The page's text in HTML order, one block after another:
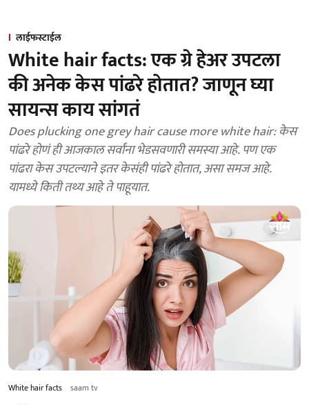
लाईफस्टाईल
White hair facts: एक ग्रे हेअर उपटला
की अनेक केस पांढरे होतात? जाणून घ्या
सायन्स काय सांगतं
Does plucking one grey hair cause more white hair: केस
पांढरे होणं ही आजकाल सर्वांना भेडसवणारी समस्या आहे. पण एक
पांढरा केस उपटल्याने इतर केसंही पांढरे होतात, असा समज आहे.
यामध्ये किती तथ्य आहे ते पाहूयात.
White hair facts saam tv